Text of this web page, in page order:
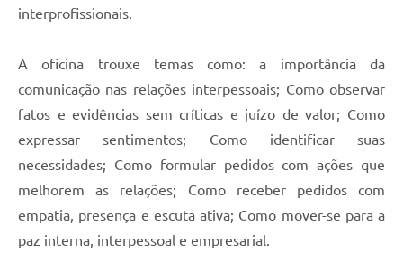
interprofissionais.
A oficina trouxe temas como: a importância da
comunicação nas relações interpessoais; Como observar
fatos e evidências sem críticas e juízo de valor; Como
expressar sentimentos; Como identificar suas
necessidades; Como formular pedidos com ações que
melhorem as relações; Como receber pedidos com
empatia, presença e escuta ativa; Como mover-se para a
paz interna, interpessoal e empresarial.